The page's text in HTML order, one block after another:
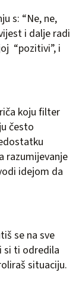
s: “Ne, ne,
i dalje radi
“pozitivi”, i
koju filter
često
razumijevanje
idejom da
se na sve
si ti odredila
situaciju.